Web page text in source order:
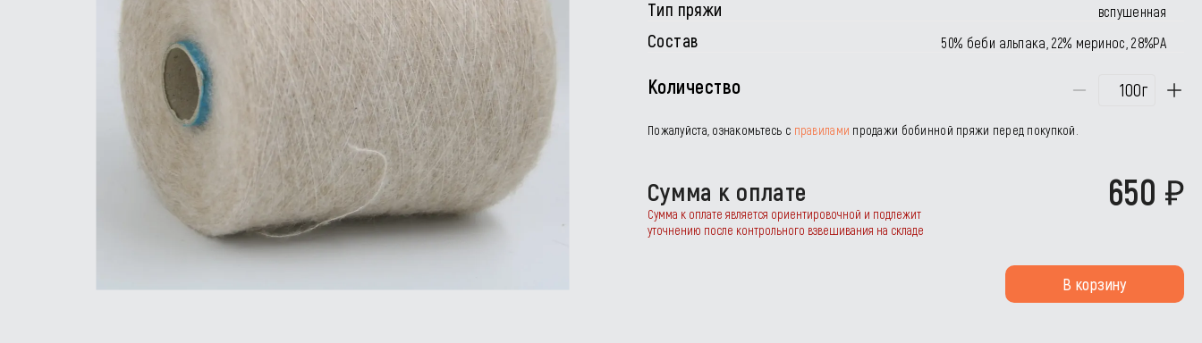
Тип пряжи вспушенная
Состав 50% беби альпака, 22% меринос, 28%РА
Количество г
Пожалуйста, ознакомьтесь с правилами продажи бобинной пряжи перед покупкой.
Сумма к оплате 650
Сумма к оплате является ориентировочной и подлежит
уточнению после контрольного взвешивания на складе
В корзину